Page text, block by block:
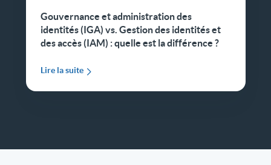
Gouvernance et administration des
identités (IGA) vs. Gestion des identités et
des accès (IAM) : quelle est la différence ?
Lire la suite